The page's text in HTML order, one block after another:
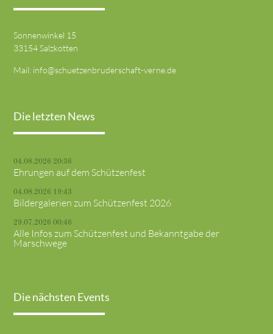
Sonnenwinkel 15
33154 Salzkotten
Mail: info@schuetzenbruderschaft-verne.de
Die letzten News
04.08.2026 20:36
Ehrungen auf dem Schützenfest
04.08.2026 19:43
Bildergalerien zum Schützenfest 2026
29.07.2026 00:46
Alle Infos zum Schützenfest und Bekanntgabe der
Marschwege
Die nächsten Events